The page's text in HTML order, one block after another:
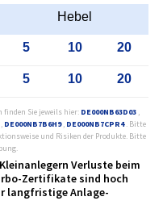
Hebel
5 10 20
5 10 20
finden Sie jeweils hier: DE000NB63D03 ,
, DE000NB7B6H9, DE000NB7CPR4. Bitte
und Risiken der Produkte. Bitte
Verluste beim
Zertifikate sind hoch
langfristige Anlage­